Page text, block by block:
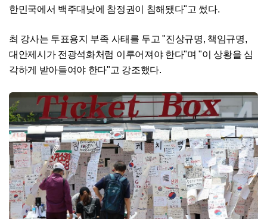
한민국에서 백주대낮에 참정권이 침해됐다"고 썼다.
최 강사는 투표용지 부족 사태를 두고 "진상규명, 책임규명,
대안제시가 전광석화처럼 이루어져야 한다"며 "이 상황을 심
각하게 받아들여야 한다"고 강조했다.